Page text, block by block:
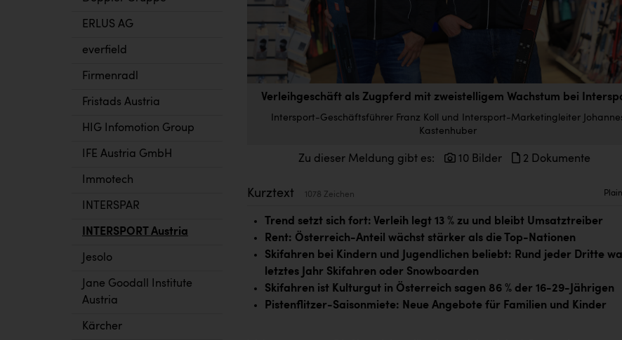
ERLUS AG
everfield
Firmenradl
Fristads Austria
HIG Infomotion Group
IFE Austria GmbH
Immotech
INTERSPAR
INTERSPORT Austria
Jesolo
Jane Goodall Institute
Austria
Kärcher
Verleihgeschäft als Zugpferd mit zweistelligem Wachstum bei
Intersport-Geschäftsführer Franz Koll und Intersport-Marketingleiter
Kastenhuber
Zu dieser Meldung gibt es: 10 Bilder 2 Dokumente
Kurztext 1078 Zeichen
Trend setzt sich fort: Verleih legt 13 % zu und bleibt Umsatztreiber
Rent: Österreich-Anteil wächst stärker als die Top-Nationen
Skifahren bei Kindern und Jugendlichen beliebt: Rund jeder Dritte
letztes Jahr Skifahren oder Snowboarden
Skifahren ist Kulturgut in Österreich sagen 86 % der 16-29-Jährigen
Pistenflitzer-Saisonmiete: Neue Angebote für Familien und Kinder